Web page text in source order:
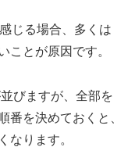
じる場合、多くは
ことが原因です。
びますが、全部を
番を決めておくと、
なります。